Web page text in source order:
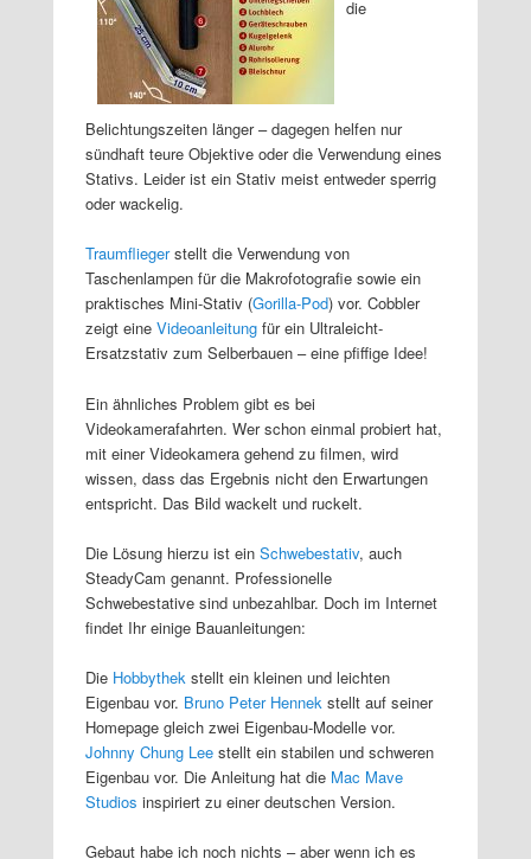
die
Belichtungszeiten länger – dagegen helfen nur
sündhaft teure Objektive oder die Verwendung eines
Stativs. Leider ist ein Stativ meist entweder sperrig
oder wackelig.
Traumfliegerstellt die Verwendung von
Taschenlampen für die Makrofotografie sowie ein
praktisches Mini-Stativ (Gorilla-Pod) vor. Cobbler
zeigt eineVideoanleitung für ein Ultraleicht-
Ersatzstativ zum Selberbauen – eine pfiffige Idee!
Ein ähnliches Problem gibt es bei
Videokamerafahrten. Wer schon einmal probiert hat,
mit einer Videokamera gehend zu filmen, wird
wissen, dass das Ergebnis nicht den Erwartungen
entspricht. Das Bild wackelt und ruckelt.
Die Lösung hierzu ist einSchwebestativ, auch
SteadyCam genannt. Professionelle
Schwebestative sind unbezahlbar. Doch im Internet
findet Ihr einige Bauanleitungen:
Die Hobbythek stellt ein kleinen und leichten
Eigenbau vor. Bruno Peter Hennek stellt auf seiner
Homepage gleich zwei Eigenbau-Modelle vor.
Johnny Chung Lee stellt ein stabilen und schweren
Eigenbau vor. Die Anleitung hat die Mac Mave
Studios inspiriert zu einer deutschen Version.
Gebaut habe ich noch nichts – aber wenn ich es